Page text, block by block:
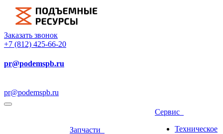
Заказать звонок
+7 (812) 425-66-20
pr@podemspb.ru
pr@podemspb.ru
Запчасти
Сервис
Техническое